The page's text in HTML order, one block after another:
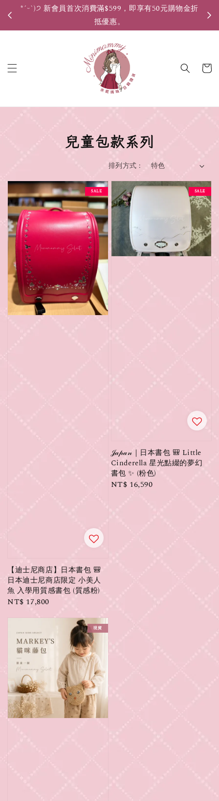
*ˊᵕˋ)੭ 新會員首次消費滿$599，即享有50元購物金折
抵優惠。
兒童包款系列
排列方式 :
SALE
【迪士尼商店】日本書包 🎒
日本迪士尼商店限定 小美人
魚 入學用質感書包 (質感粉)
Regular
NT$ 17,800
SALE
𝒥𝒶𝓅𝒶𝓃｜日本書包 🎒 Little
Cinderella 星光點綴的夢幻
書包 ✨ (粉色)
Regular
NT$ 16,590
現貨